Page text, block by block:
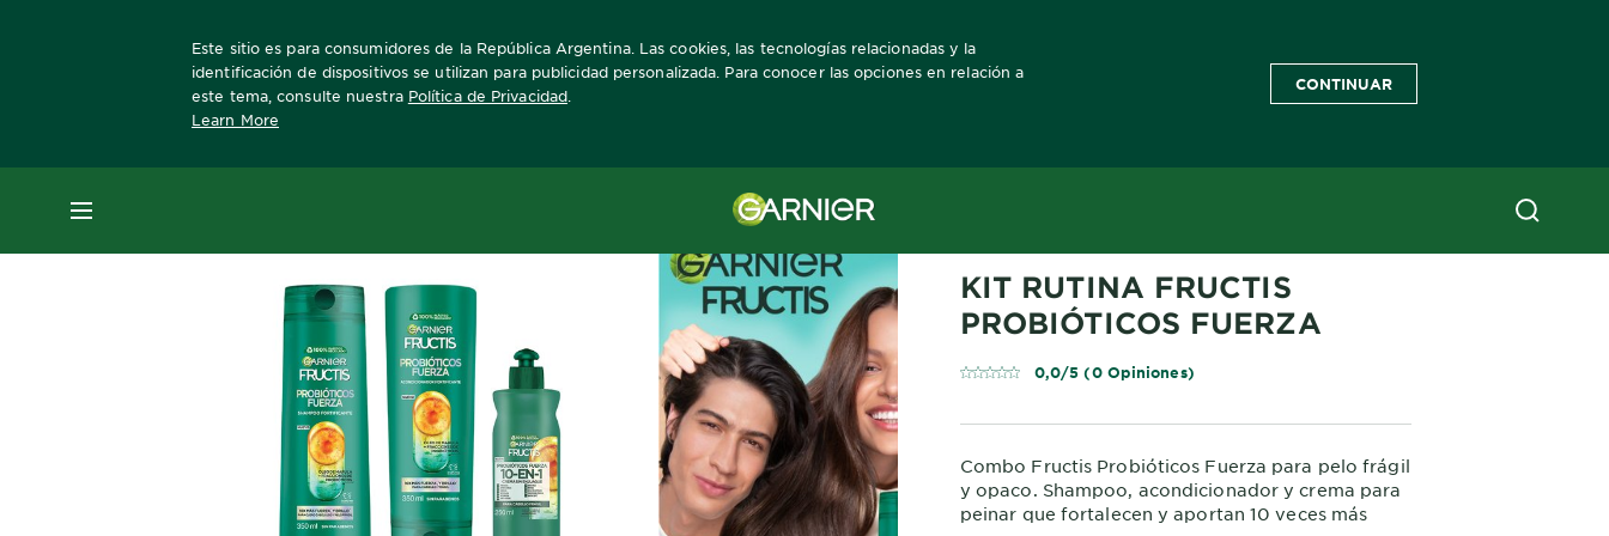
Este sitio es para consumidores de la República Argentina. Las cookies, las tecnologías relacionadas y la
identificación de dispositivos se utilizan para publicidad personalizada. Para conocer las opciones en relación a
este tema, consulte nuestra Política de Privacidad
Learn More
CONTINUAR
MENÚ
Home Fructis
KIT RUTINA FRUCTIS
PROBIÓTICOS FUERZA
0,0/5 (0 Opiniones)
Combo Fructis Probióticos Fuerza para pelo frágil
y opaco. Shampoo, acondicionador y crema para
peinar que fortalecen y aportan 10 veces más